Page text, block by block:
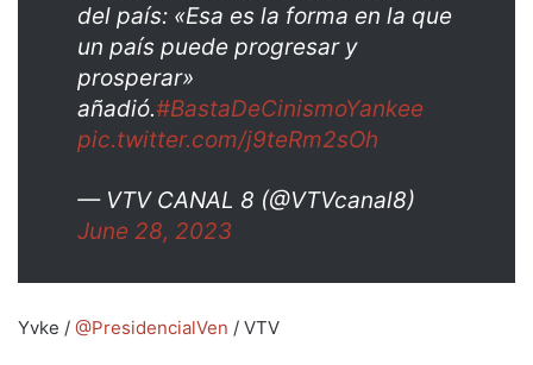
del país: «Esa es la forma en la que
un país puede progresar y
prosperar»
añadió.#BastaDeCinismoYankee
pic.twitter.com/j9teRm2sOh
— VTV CANAL 8 (@VTVcanal8)
June 28, 2023
Yvke / @PresidencialVen / VTV